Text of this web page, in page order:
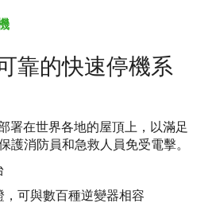
靠的快速停機系
署在世界各地的屋頂上，以滿足
護消防員和急救人員免受電擊。
，可與數百種逆變器相容